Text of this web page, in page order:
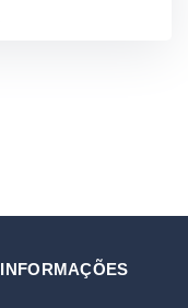
INFORMAÇÕES